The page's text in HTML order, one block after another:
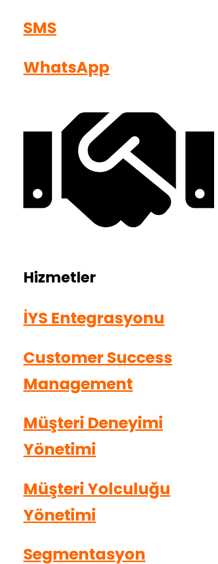
SMS
WhatsApp
Hizmetler
İYS Entegrasyonu
Customer Success
Management
Müşteri Deneyimi
Yönetimi
Müşteri Yolculuğu
Yönetimi
Segmentasyon